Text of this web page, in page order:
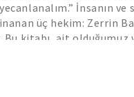
İnsanın ve
üç hekim: Zerrin
Bu kitabı, ait olduğumuz